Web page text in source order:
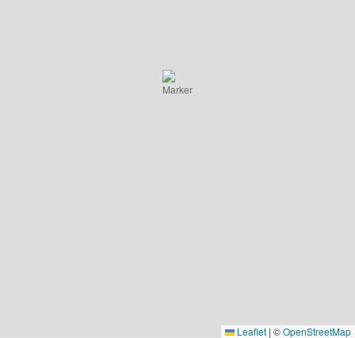
Leaflet | ©OpenStreetMap